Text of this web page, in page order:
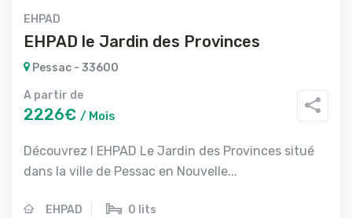
EHPAD
EHPAD le Jardin des Provinces
Pessac - 33600
A partir de
2226€ / Mois
Découvrez l EHPAD Le Jardin des Provinces situé
dans la ville de Pessac en Nouvelle...
EHPAD 0 lits